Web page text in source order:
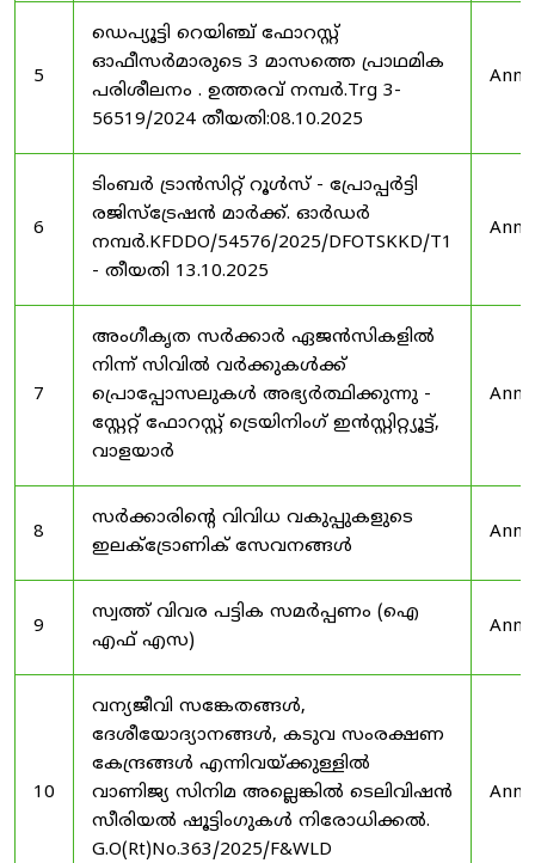
5
ഡെപ്യൂട്ടി റെയിഞ്ച് ഫോറസ്റ്റ്
ഓഫീസർമാരുടെ 3 മാസത്തെ പ്രാഥമിക
പരിശീലനം . ഉത്തരവ് നമ്പർ.Trg 3-
56519/2024 തീയതി:08.10.2025
6
ടിംബർ ട്രാൻസിറ്റ് റൂൾസ് - പ്രോപ്പർട്ടി
രജിസ്ട്രേഷൻ മാർക്ക്. ഓർഡർ
നമ്പർ.KFDDO/54576/2025/DFOTSKKD/T1
- തീയതി 13.10.2025
7
അംഗീകൃത സർക്കാർ ഏജൻസികളിൽ
നിന്ന് സിവിൽ വർക്കുകൾക്ക്
പ്രൊപ്പോസലുകൾ അഭ്യർത്ഥിക്കുന്നു -
സ്റ്റേറ്റ് ഫോറസ്റ്റ് ട്രെയിനിംഗ് ഇൻസ്റ്റിറ്റ്യൂട്ട്,
വാളയാർ
8
സർക്കാരിന്റെ വിവിധ വകുപ്പുകളുടെ
ഇലക്ട്രോണിക് സേവനങ്ങൾ
9
സ്വത്ത് വിവര പട്ടിക സമർപ്പണം (ഐ
എഫ് എസ)
10
വന്യജീവി സങ്കേതങ്ങൾ,
ദേശീയോദ്യാനങ്ങൾ, കടുവ സംരക്ഷണ
കേന്ദ്രങ്ങൾ എന്നിവയ്ക്കുള്ളിൽ
വാണിജ്യ സിനിമ അല്ലെങ്കിൽ ടെലിവിഷൻ
സീരിയൽ ഷൂട്ടിംഗുകൾ നിരോധിക്കൽ.
G.O(Rt)No.363/2025/F&WLD